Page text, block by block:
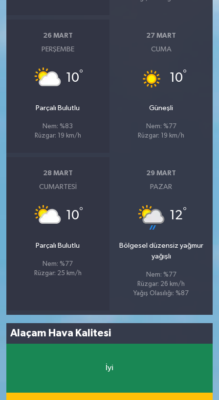
26 MART
PERŞEMBE
10°
Parçalı Bulutlu
Nem: %83
Rüzgar: 19 km/h
27 MART
CUMA
10°
Güneşli
Nem: %77
Rüzgar: 19 km/h
28 MART
CUMARTESI
10°
Parçalı Bulutlu
Nem: %77
Rüzgar: 25 km/h
29 MART
PAZAR
12°
Bölgesel düzensiz yağmur
yağışlı
Nem: %77
Rüzgar: 26 km/h
Yağış Olasılığı: %87
Alaçam Hava Kalitesi
İyi